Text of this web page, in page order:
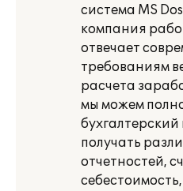
система MS
компания
отвечает
требованиям
расчета
мы можем
получать
отчетностей,